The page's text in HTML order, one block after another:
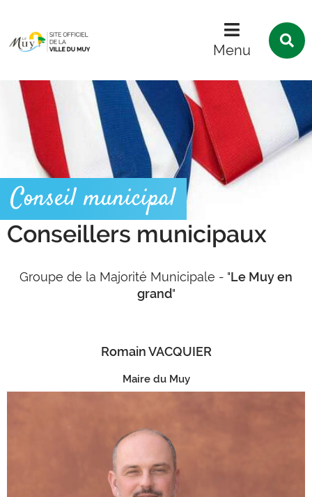
Menu
Conseil municipal
Conseillers municipaux
Groupe de la Majorité Municipale - "Le Muy en
grand"
Romain VACQUIER
Maire du Muy